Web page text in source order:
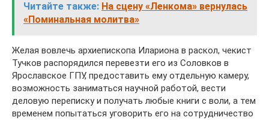
Читайте также: На сцену «Ленкома» вернулась
«Поминальная молитва»
Желая вовлечь архиепископа Илариона в раскол, чекист
Тучков распорядился перевезти его из Соловков в
Ярославское ГПУ, предоставить ему отдельную камеру,
возможность заниматься научной работой, вести
деловую переписку и получать любые книги с воли, а тем
временем попытаться уговорить его на сотрудничество